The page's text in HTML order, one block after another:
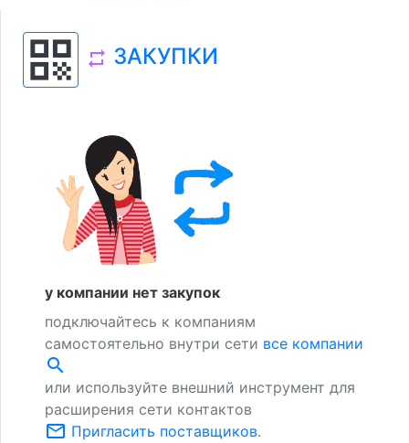
qr_code repeat ЗАКУПКИ
у компании нет закупок
подключайтесь к компаниям
самостоятельно внутри сети все компании
search
или используйте внешний инструмент для
расширения сети контактов
mail_outline Пригласить поставщиков.